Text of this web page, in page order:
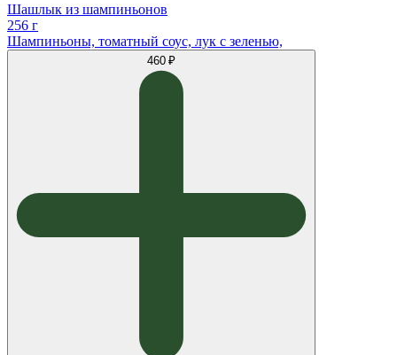
Шашлык из шампиньонов
256 г
Шампиньоны, томатный соус, лук с зеленью,
460 ₽